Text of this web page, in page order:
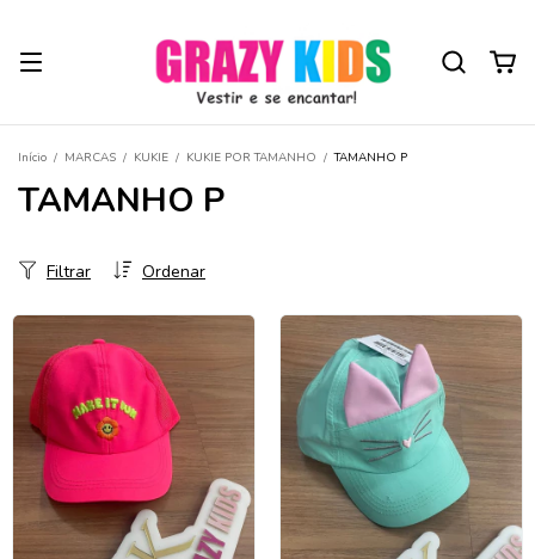
Início / MARCAS / KUKIE / KUKIE POR TAMANHO / TAMANHO P
TAMANHO P
Ordenar
Filtrar